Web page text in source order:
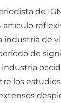
de
industria de
de
los